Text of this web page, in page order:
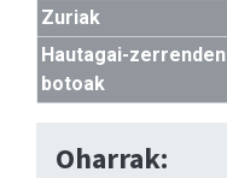
Zuriak
Hautagai-zerrenden
botoak
Oharrak: